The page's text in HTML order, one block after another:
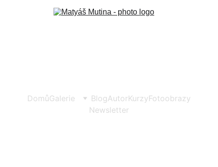
DomůGalerie BlogAutorKurzyFotoobrazy
Newsletter